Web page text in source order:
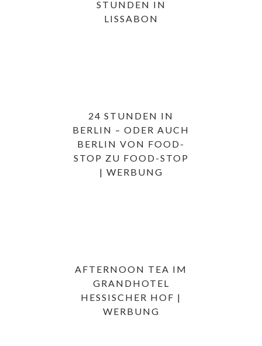
STUNDEN IN
LISSABON
24 STUNDEN IN
BERLIN – ODER AUCH
BERLIN VON FOOD-
STOP ZU FOOD-STOP
| WERBUNG
AFTERNOON TEA IM
GRANDHOTEL
HESSISCHER HOF |
WERBUNG